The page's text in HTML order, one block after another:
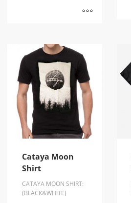
Cataya Moon
Shirt
CATAYA MOON SHIRT:
(BLACK&WHITE)